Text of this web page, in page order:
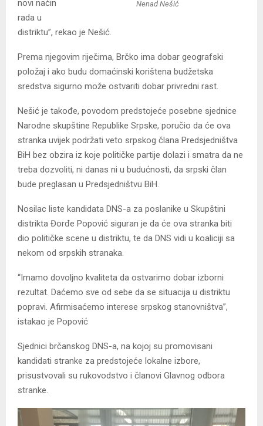
Nenad Nešić
novi način
rada u
distriktu”, rekao je Nešić.
Prema njegovim riječima, Brčko ima dobar geografski
položaj i ako budu domaćinski korištena budžetska
sredstva sigurno može ostvariti dobar privredni rast.
Nešić je takođe, povodom predstojeće posebne sjednice
Narodne skupštine Republike Srpske, poručio da će ova
stranka uvijek podržati veto srpskog člana Predsjedništva
BiH bez obzira iz koje političke partije dolazi i smatra da ne
treba dozvoliti, ni danas ni u budućnosti, da srpski član
bude preglasan u Predsjedništvu BiH.
Nosilac liste kandidata DNS-a za poslanike u Skupštini
distrikta Đorđe Popović siguran je da će ova stranka biti
dio političke scene u distriktu, te da DNS vidi u koaliciji sa
nekom od srpskih stranaka.
“Imamo dovoljno kvaliteta da ostvarimo dobar izborni
rezultat. Daćemo sve od sebe da se situacija u distriktu
popravi. Afirmisaćemo interese srpskog stanovništva”,
istakao je Popović
Sjednici brčanskog DNS-a, na kojoj su promovisani
kandidati stranke za predstojeće lokalne izbore,
prisustvovali su rukovodstvo i članovi Glavnog odbora
stranke.